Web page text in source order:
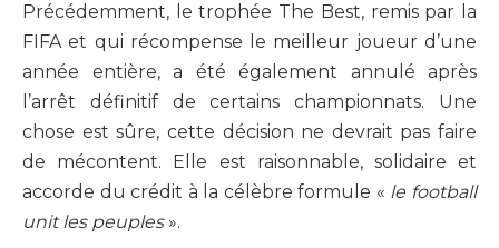
Précédemment, le trophée The Best, remis par la
FIFA et qui récompense le meilleur joueur d’une
année entière, a été également annulé après
l’arrêt définitif de certains championnats. Une
chose est sûre, cette décision ne devrait pas faire
de mécontent. Elle est raisonnable, solidaire et
accorde du crédit à la célèbre formule « le football
unit les peuples».